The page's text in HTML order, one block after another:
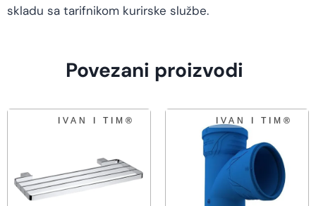
skladu sa tarifnikom kurirske službe.
Povezani proizvodi